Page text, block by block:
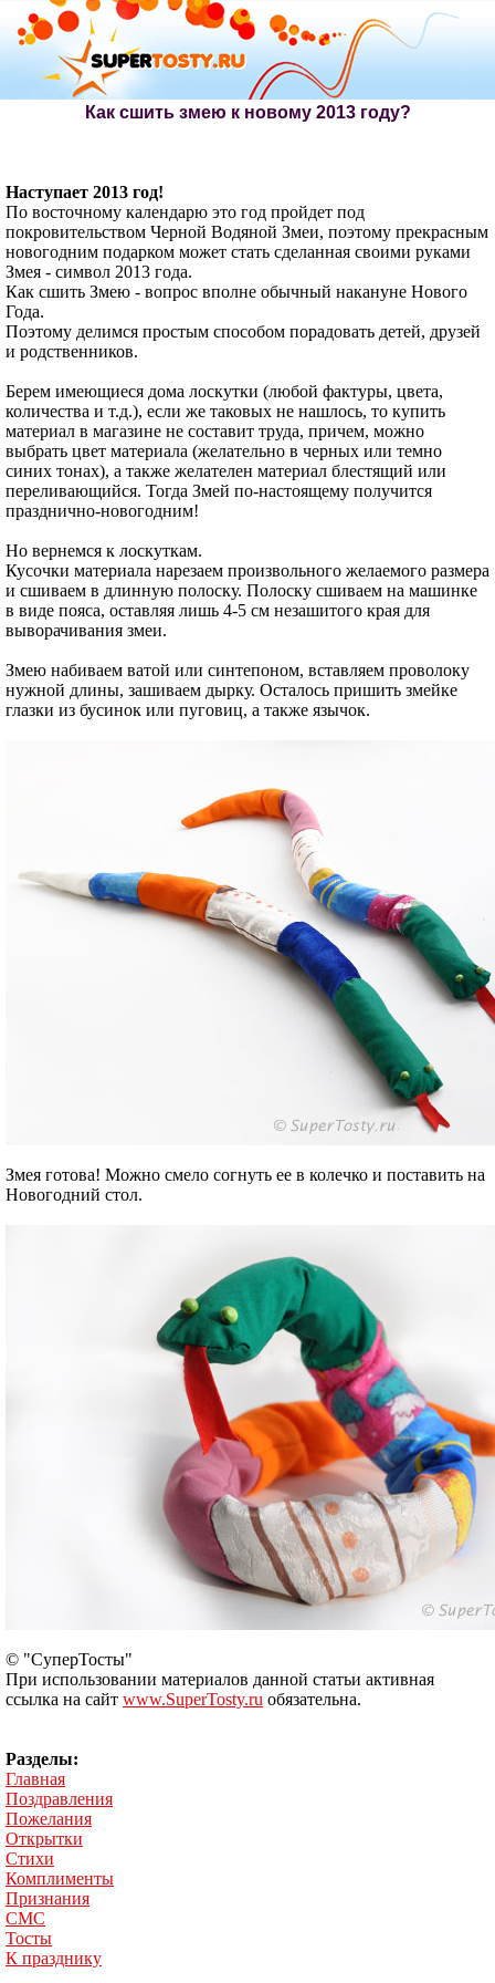
Как сшить змею к новому 2013 году?
Наступает 2013 год!
По восточному календарю это год пройдет под
покровительством Черной Водяной Змеи, поэтому прекрасным
новогодним подарком может стать сделанная своими руками
Змея - символ 2013 года.
Как сшить Змею - вопрос вполне обычный накануне Нового
Года.
Поэтому делимся простым способом порадовать детей, друзей
и родственников.
Берем имеющиеся дома лоскутки (любой фактуры, цвета,
количества и т.д.), если же таковых не нашлось, то купить
материал в магазине не составит труда, причем, можно
выбрать цвет материала (желательно в черных или темно
синих тонах), а также желателен материал блестящий или
переливающийся. Тогда Змей по-настоящему получится
празднично-новогодним!
Но вернемся к лоскуткам.
Кусочки материала нарезаем произвольного желаемого размера
и сшиваем в длинную полоску. Полоску сшиваем на машинке
в виде пояса, оставляя лишь 4-5 см незашитого края для
выворачивания змеи.
Змею набиваем ватой или синтепоном, вставляем проволоку
нужной длины, зашиваем дырку. Осталось пришить змейке
глазки из бусинок или пуговиц, а также язычок.
Змея готова! Можно смело согнуть ее в колечко и поставить на
Новогодний стол.
© "СуперТосты"
При использовании материалов данной статьи активная
ссылка на сайт www.SuperTosty.ru обязательна.
Разделы:
Главная
Поздравления
Пожелания
Открытки
Стихи
Комплименты
Признания
СМС
Тосты
К празднику